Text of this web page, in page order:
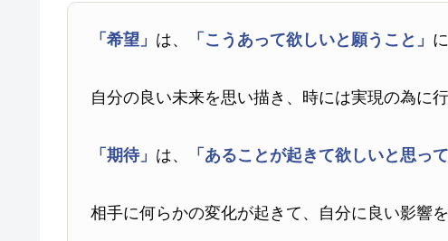
「希望」 は、 「こうあって欲しいと願うこと」
自分の良い未来を思い描き、時には実現の為に
「期待」 は、 「あることが起きて欲しいと思っ
相手に何らかの変化が起きて、自分に良い影響